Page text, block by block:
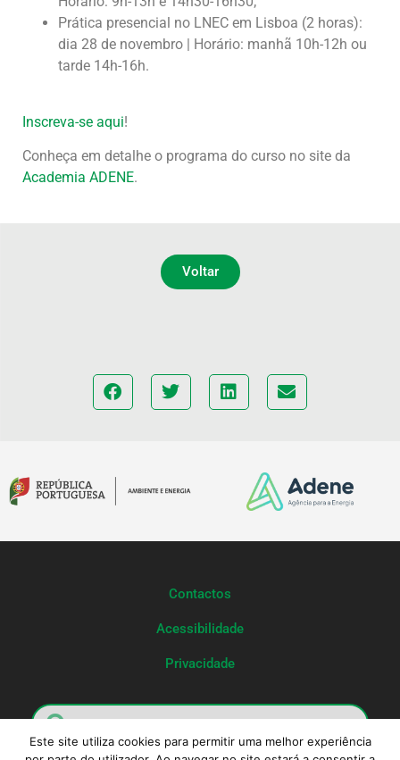
Prática presencial no LNEC em Lisboa (2 horas):
dia 28 de novembro | Horário: manhã 10h-12h ou
tarde 14h-16h.
Inscreva-se aqui!
Conheça em detalhe o programa do curso no site da
Academia ADENE.
Voltar
Contactos
Acessibilidade
Privacidade
Este site utiliza cookies para permitir uma melhor experiência